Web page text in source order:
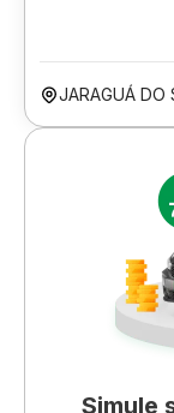
JARAGUÁ DO
Simule